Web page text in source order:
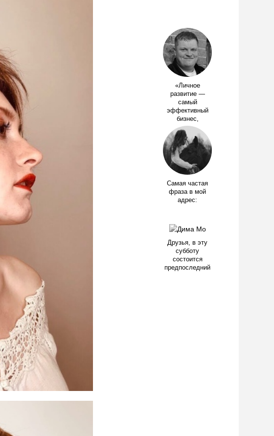
«Личное
развитие —
самый
эффективный
бизнес,
Самая частая
фраза в мой
адрес:
Друзья, в эту
субботу
состоится
предпоследний